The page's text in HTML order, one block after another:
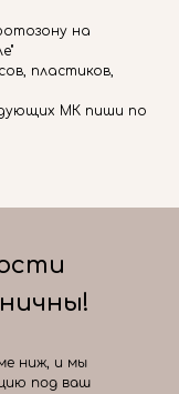
на
пластиков,
МК пиши по
ниж, и мы
под ваш